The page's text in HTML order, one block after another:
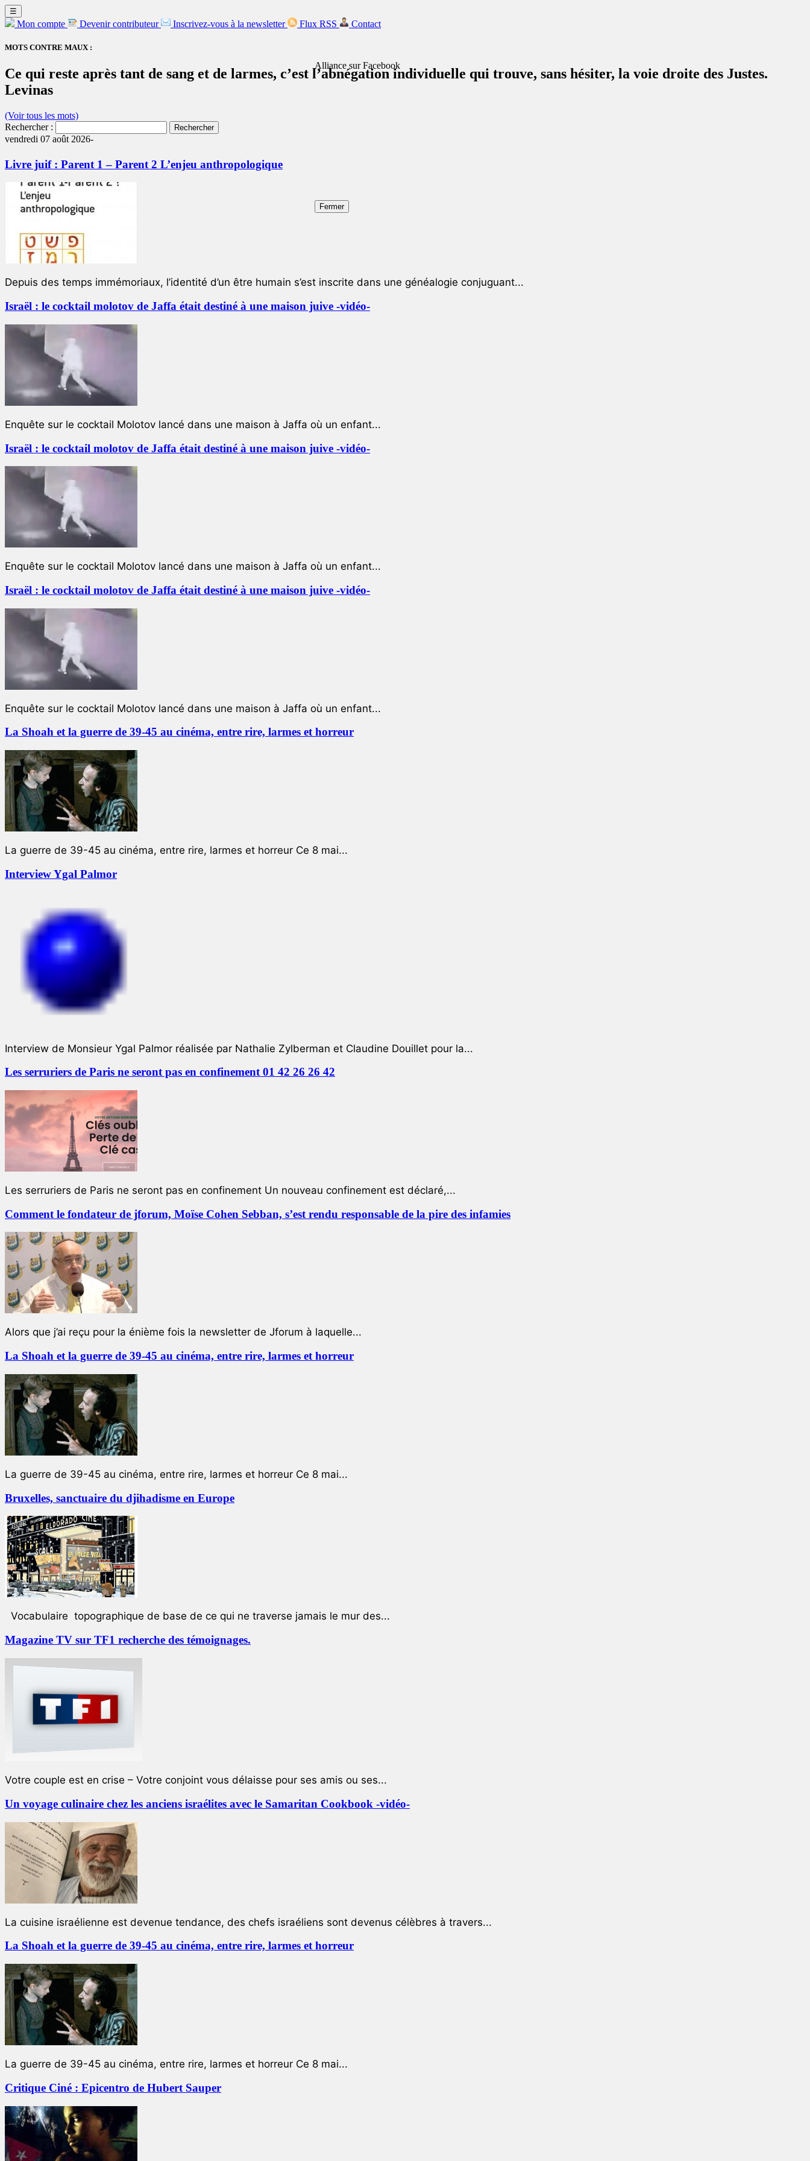
☰
Mon compte Devenir contributeur Inscrivez-vous à la newsletter Flux RSS Contact
MOTS CONTRE MAUX :
Ce qui reste après tant de sang et de larmes, c’est l’abnégation individuelle qui trouve, sans hésiter, la voie droite des Justes.
Levinas
(Voir tous les mots)
Rechercher :
vendredi 07 août 2026-
Livre juif : Parent 1 – Parent 2 L’enjeu anthropologique
Depuis des temps immémoriaux, l’identité d’un être humain s’est inscrite dans une généalogie conjuguant...
Israël : le cocktail molotov de Jaffa était destiné à une maison juive -vidéo-
Enquête sur le cocktail Molotov lancé dans une maison à Jaffa où un enfant...
Israël : le cocktail molotov de Jaffa était destiné à une maison juive -vidéo-
Enquête sur le cocktail Molotov lancé dans une maison à Jaffa où un enfant...
Israël : le cocktail molotov de Jaffa était destiné à une maison juive -vidéo-
Enquête sur le cocktail Molotov lancé dans une maison à Jaffa où un enfant...
La Shoah et la guerre de 39-45 au cinéma, entre rire, larmes et horreur
La guerre de 39-45 au cinéma, entre rire, larmes et horreur Ce 8 mai...
Interview Ygal Palmor
Interview de Monsieur Ygal Palmor réalisée par Nathalie Zylberman et Claudine Douillet pour la...
Les serruriers de Paris ne seront pas en confinement 01 42 26 26 42
Les serruriers de Paris ne seront pas en confinement Un nouveau confinement est déclaré,...
Comment le fondateur de jforum, Moïse Cohen Sebban, s’est rendu responsable de la pire des infamies
Alors que j’ai reçu pour la énième fois la newsletter de Jforum à laquelle...
La Shoah et la guerre de 39-45 au cinéma, entre rire, larmes et horreur
La guerre de 39-45 au cinéma, entre rire, larmes et horreur Ce 8 mai...
Bruxelles, sanctuaire du djihadisme en Europe
Vocabulaire topographique de base de ce qui ne traverse jamais le mur des...
Magazine TV sur TF1 recherche des témoignages.
Votre couple est en crise – Votre conjoint vous délaisse pour ses amis ou ses...
Un voyage culinaire chez les anciens israélites avec le Samaritan Cookbook -vidéo-
La cuisine israélienne est devenue tendance, des chefs israéliens sont devenus célèbres à travers...
La Shoah et la guerre de 39-45 au cinéma, entre rire, larmes et horreur
La guerre de 39-45 au cinéma, entre rire, larmes et horreur Ce 8 mai...
Critique Ciné : Epicentro de Hubert Sauper
Alliance sur Facebook
Fermer